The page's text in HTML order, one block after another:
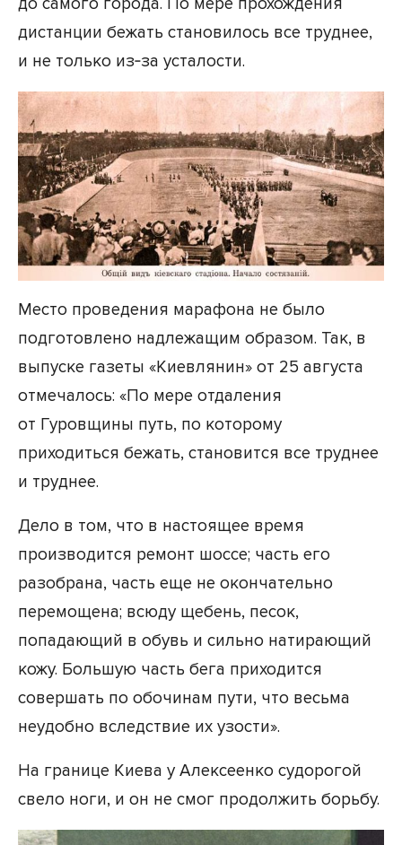
до самого города. По мере прохождения
дистанции бежать становилось все труднее,
и не только из‑за усталости.
Место проведения марафона не было
подготовлено надлежащим образом. Так, в
выпуске газеты «Киевлянин» от 25 августа
отмечалось: «По мере отдаления
от Гуровщины путь, по которому
приходиться бежать, становится все труднее
и труднее.
Дело в том, что в настоящее время
производится ремонт шоссе; часть его
разобрана, часть еще не окончательно
перемощена; всюду щебень, песок,
попадающий в обувь и сильно натирающий
кожу. Большую часть бега приходится
совершать по обочинам пути, что весьма
неудобно вследствие их узости».
На границе Киева у Алексеенко судорогой
свело ноги, и он не смог продолжить борьбу.